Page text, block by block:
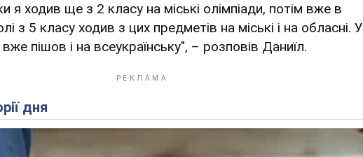
я ходив ще з 2 класу на міські олімпіади, потім вже в
з 5 класу ходив з цих предметів на міські і на обласні. У
пішов і на всеукраїнську", – розповів Даниїл.
дня